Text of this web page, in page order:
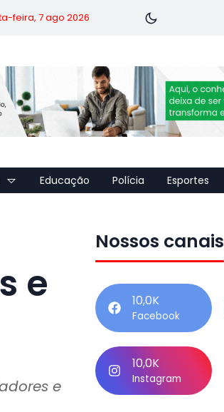
feira, 7 ago 2026
Educação Polícia Esportes
e
e
Nossos canais
10,0K
Facebook
10,0K
Instagram